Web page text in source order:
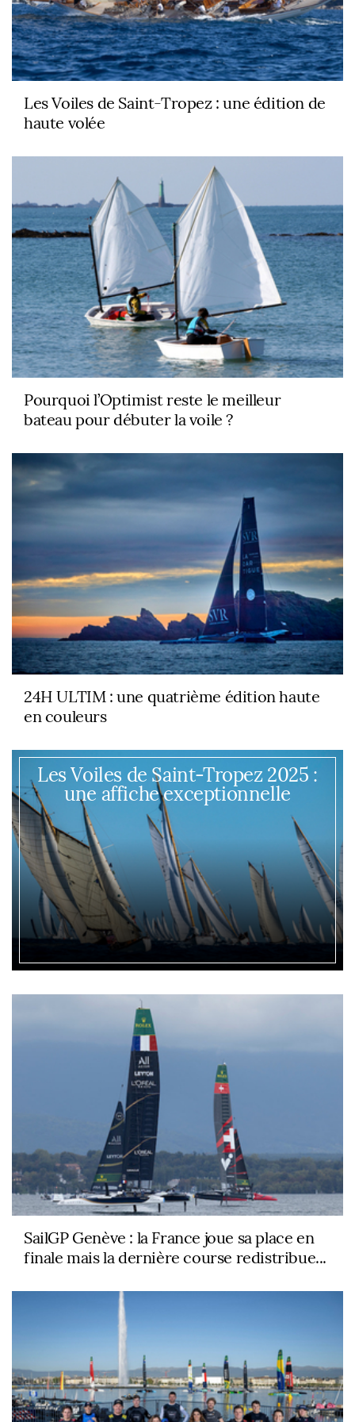
Les Voiles de Saint-Tropez : une édition de
haute volée
Pourquoi l’Optimist reste le meilleur
bateau pour débuter la voile ?
24H ULTIM : une quatrième édition haute
en couleurs
Les Voiles de Saint-Tropez 2025 :
une affiche exceptionnelle
SailGP Genève : la France joue sa place en
finale mais la dernière course redistribue...